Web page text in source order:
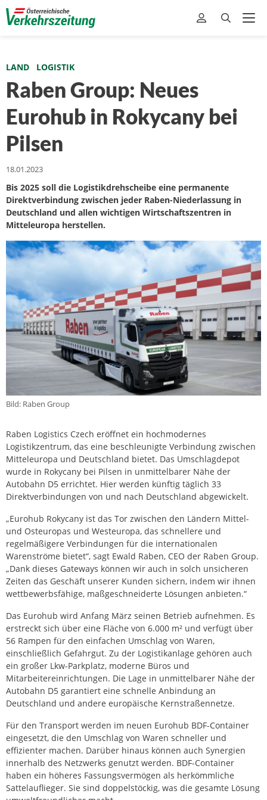
LAND LOGISTIK
Raben Group: Neues
Eurohub in Rokycany bei
Pilsen
18.01.2023
Bis 2025 soll die Logistikdrehscheibe eine permanente
Direktverbindung zwischen jeder Raben-Niederlassung in
Deutschland und allen wichtigen Wirtschaftszentren in
Mitteleuropa herstellen.
Bild: Raben Group
Raben Logistics Czech eröffnet ein hochmodernes
Logistikzentrum, das eine beschleunigte Verbindung zwischen
Mitteleuropa und Deutschland bietet. Das Umschlagdepot
wurde in Rokycany bei Pilsen in unmittelbarer Nähe der
Autobahn D5 errichtet. Hier werden künftig täglich 33
Direktverbindungen von und nach Deutschland abgewickelt.
„Eurohub Rokycany ist das Tor zwischen den Ländern Mittel-
und Osteuropas und Westeuropa, das schnellere und
regelmäßigere Verbindungen für die internationalen
Warenströme bietet“, sagt Ewald Raben, CEO der Raben Group.
„Dank dieses Gateways können wir auch in solch unsicheren
Zeiten das Geschäft unserer Kunden sichern, indem wir ihnen
wettbewerbsfähige, maßgeschneiderte Lösungen anbieten.“
Das Eurohub wird Anfang März seinen Betrieb aufnehmen. Es
erstreckt sich über eine Fläche von 6.000 m² und verfügt über
56 Rampen für den einfachen Umschlag von Waren,
einschließlich Gefahrgut. Zu der Logistikanlage gehören auch
ein großer Lkw-Parkplatz, moderne Büros und
Mitarbeitereinrichtungen. Die Lage in unmittelbarer Nähe der
Autobahn D5 garantiert eine schnelle Anbindung an
Deutschland und andere europäische Kernstraßennetze.
Für den Transport werden im neuen Eurohub BDF-Container
eingesetzt, die den Umschlag von Waren schneller und
effizienter machen. Darüber hinaus können auch Synergien
innerhalb des Netzwerks genutzt werden. BDF-Container
haben ein höheres Fassungsvermögen als herkömmliche
Sattelauflieger. Sie sind doppelstöckig, was die gesamte Lösung